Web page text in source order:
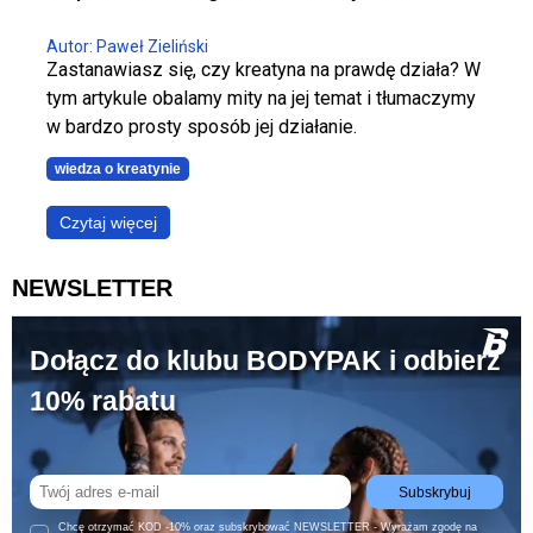
Autor: Paweł Zieliński
Zastanawiasz się, czy kreatyna na prawdę działa? W
tym artykule obalamy mity na jej temat i tłumaczymy
w bardzo prosty sposób jej działanie.
wiedza o kreatynie
Czytaj więcej
NEWSLETTER
Dołącz do klubu BODYPAK i odbierz
10% rabatu
Subskrybuj
Chcę otrzymać KOD -10% oraz subskrybować NEWSLETTER - Wyrażam zgodę na